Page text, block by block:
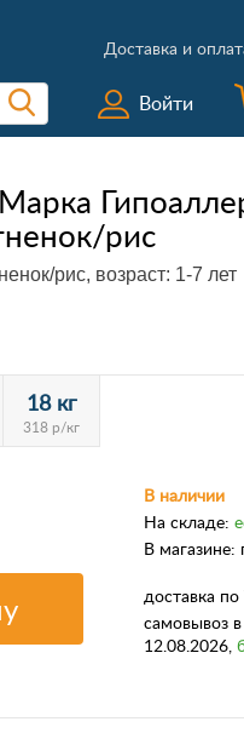
Доставка и
Войти
рис
рис, возраст: 1-7 лет
18 кг
318 р/кг
В наличии
На складе:
В магазине:
доставка по
самовывоз
12.08.2026,